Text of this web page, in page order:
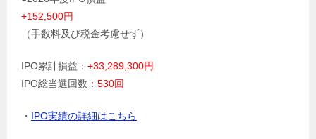
+152,500円
（手数料及び税金考慮せず）
IPO累計損益： +33,289,300円
IPO総当選回数： 530回
・ IPO実績の詳細はこちら